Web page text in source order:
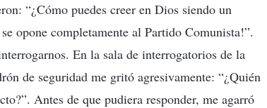
“¿Cómo puedes creer en Dios siendo un
opone completamente al Partido Comunista!”.
En la sala de interrogatorios de la
de seguridad me gritó agresivamente: “¿Quién
Antes de que pudiera responder, me agarró